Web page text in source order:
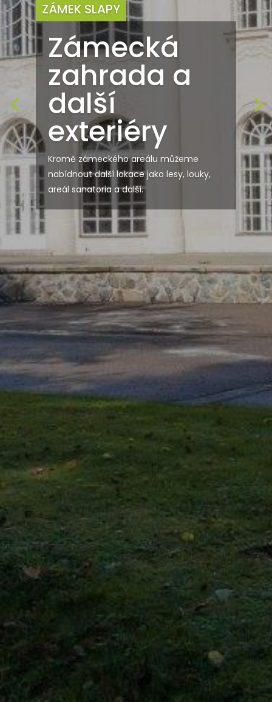
ZÁMEK SLAPY
Zámecká
zahrada a
další
exteriéry
Kromě zámeckého areálu můžeme
nabídnout další lokace jako lesy, louky,
areál sanatoria a další.